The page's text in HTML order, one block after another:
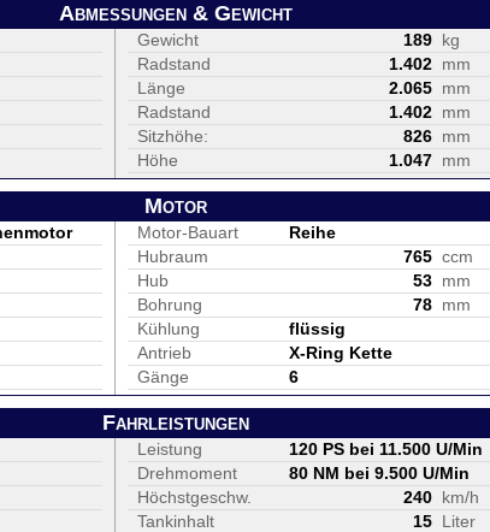
Abmessungen & Gewicht
Gewicht 189 kg
Radstand
1.402 mm
Länge
2.065 mm
Radstand
1.402 mm
Sitzhöhe:
826 mm
Höhe
1.047 mm
Motor
Motor-Bauart
Reihe
Hubraum
765 ccm
Hub
53 mm
Bohrung
78 mm
Kühlung
flüssig
Antrieb
X-Ring Kette
Gänge
6
Fahrleistungen
Leistung
120 PS bei 11.500 U/Min
Drehmoment
80 NM bei 9.500 U/Min
Höchstgeschw.
240 km/h
Tankinhalt
15 Liter